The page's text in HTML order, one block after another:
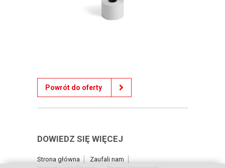
Powrót do oferty
DOWIEDZ SIĘ WIĘCEJ
Strona główna
Zaufali nam